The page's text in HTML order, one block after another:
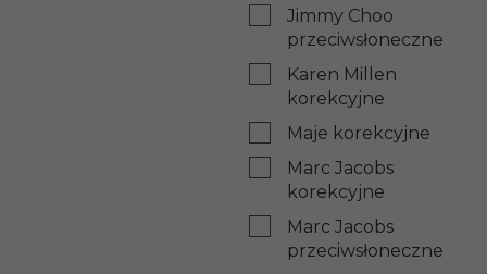
Jimmy Choo
przeciwsłoneczne
Karen Millen
korekcyjne
Maje korekcyjne
Marc Jacobs
korekcyjne
Marc Jacobs
przeciwsłoneczne